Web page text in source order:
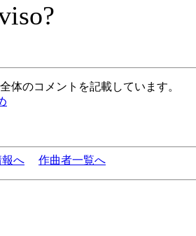
体のコメントを記載しています。
へ 作曲者一覧へ